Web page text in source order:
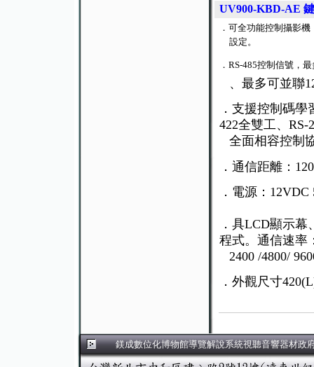
UV900-KBD-AE
．可全功能控制攝影
設定。
．RS-485控制信號，
、最多可並聯
．支援控制碼
422全雙工、RS-
全面相容控制
．通信距離：
．電源：
．具LCD顯示
程式。通信速率
2400 /4800/
．外觀尺寸
鎂成數位化博物館導覽解說系統視聽音響器材政